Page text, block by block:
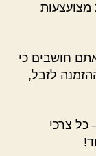
חושבים כי
לזבל,
כל צרכי